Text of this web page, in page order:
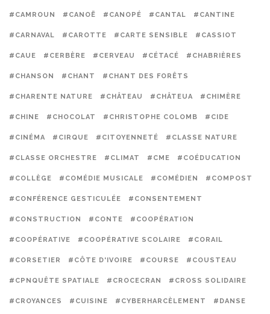
#CAMROUN #CANOË #CANOPÉ #CANTAL #CANTINE
#CARNAVAL #CAROTTE #CARTE SENSIBLE #CASSIOT
#CAUE #CERBÈRE #CERVEAU #CÉTACÉ #CHABRIÈRES
#CHANSON #CHANT #CHANT DES FORÊTS
#CHARENTE NATURE #CHÂTEAU #CHÂTEUA #CHIMÈRE
#CHINE #CHOCOLAT #CHRISTOPHE COLOMB #CIDE
#CINÉMA #CIRQUE #CITOYENNETÉ #CLASSE NATURE
#CLASSE ORCHESTRE #CLIMAT #CME #COÉDUCATION
#COLLÈGE #COMÉDIE MUSICALE #COMÉDIEN #COMPOST
#CONFÉRENCE GESTICULÉE #CONSENTEMENT
#CONSTRUCTION #CONTE #COOPÉRATION
#COOPÉRATIVE #COOPÉRATIVE SCOLAIRE #CORAIL
#CORSETIER #CÔTE D'IVOIRE #COURSE #COUSTEAU
#CPNQUÊTE SPATIALE #CROCECRAN #CROSS SOLIDAIRE
#CROYANCES #CUISINE #CYBERHARCÈLEMENT #DANSE